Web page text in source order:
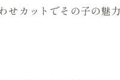
せカットでその子の魅